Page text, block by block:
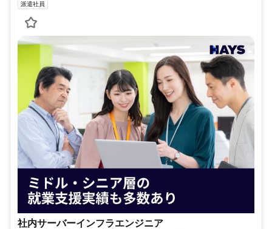
派遣社員
社内サーバーインフラエンジニア